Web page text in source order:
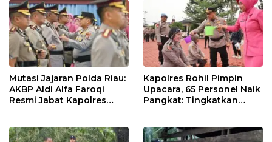
Mutasi Jajaran Polda Riau:
AKBP Aldi Alfa Faroqi
Resmi Jabat Kapolres
Kapolres Rohil Pimpin
Upacara, 65 Personel Naik
Pangkat: Tingkatkan